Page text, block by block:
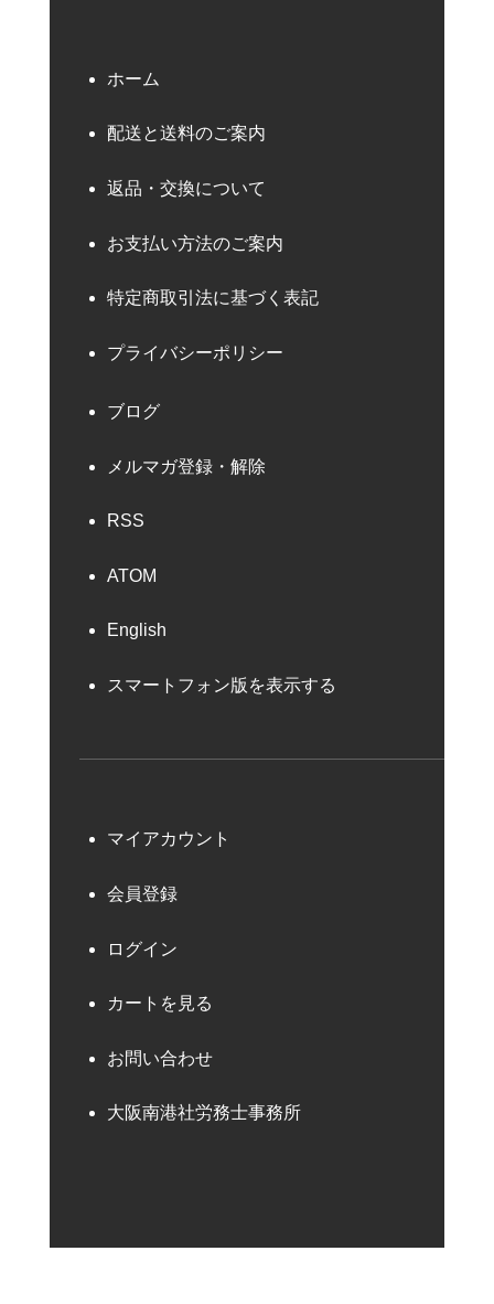
ホーム
配送と送料のご案内
返品・交換について
お支払い方法のご案内
特定商取引法に基づく表記
プライバシーポリシー
ブログ
メルマガ登録・解除
RSS
ATOM
English
スマートフォン版を表示する
マイアカウント
会員登録
ログイン
カートを見る
お問い合わせ
大阪南港社労務士事務所